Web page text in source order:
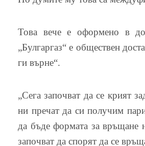
Това вече е оформено в
„Булгаргаз“ е обществен
ги върне“.
„Сега започват да се крият
ни пречат да си получим
да бъде формата за връщане
започват да спорят да се